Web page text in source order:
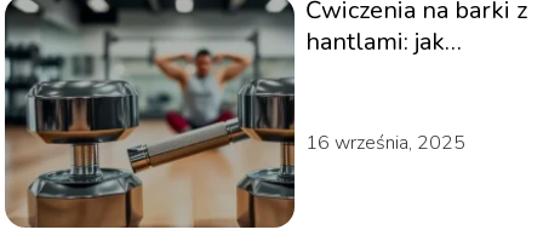
Ćwiczenia na barki z
hantlami: jak
16 września, 2025